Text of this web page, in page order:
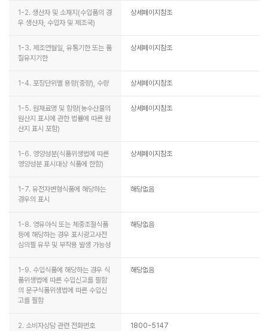
1-2. 생산자 및 소재지(수입품의 경
우 생산자, 수입자 및 제조국)
상세페이지참조
1-3. 제조연월일, 유통기한 또는 품
질유지기한
상세페이지참조
1-4. 포장단위별 용량(중량), 수량 상세페이지참조
1-5. 원재료명 및 함량(농수산물의
원산지 표시에 관한 법률에 따른 원
산지 표시 포함)
상세페이지참조
1-6. 영양성분(식품위생법에 따른
영양성분 표시대상 식품에 한함)
상세페이지참조
1-7. 유전자변형식품에 해당하는
경우의 표시
해당없음
1-8. 영유아식 또는 체중조절식품
등에 해당하는 경우 표시광고사전
심의필 유무 및 부작용 발생 가능성
해당없음
1-9. 수입식품에 해당하는 경우 식
품위생법에 따른 수입신고를 필함
의 문구식품위생법에 따른 수입신
고를 필함
해당없음
2. 소비자상담 관련 전화번호 1800-5147